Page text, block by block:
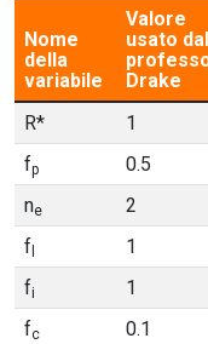
Nome
della
variabile
Valore
usato dal
Drake
R*
1
fp 0.5
ne 2
f
1
fi 1
fc 0.1